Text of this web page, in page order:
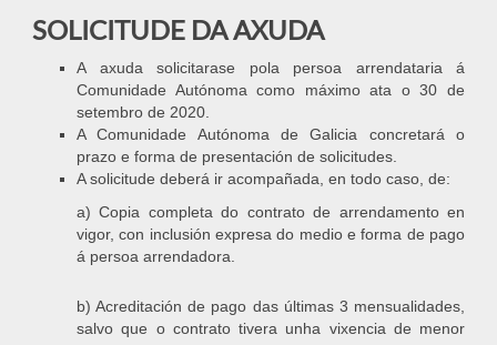
SOLICITUDE DA AXUDA
A axuda solicitarase pola persoa arrendataria á
Comunidade Autónoma como máximo ata o 30 de
setembro de 2020.
A Comunidade Autónoma de Galicia concretará o
prazo e forma de presentación de solicitudes.
A solicitude deberá ir acompañada, en todo caso, de:
a) Copia completa do contrato de arrendamento en
vigor, con inclusión expresa do medio e forma de pago
á persoa arrendadora.
b) Acreditación de pago das últimas 3 mensualidades,
salvo que o contrato tivera unha vixencia de menor